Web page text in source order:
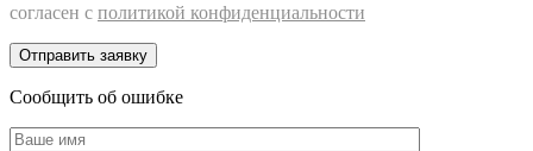
согласен с политикой конфиденциальности
Сообщить об ошибке